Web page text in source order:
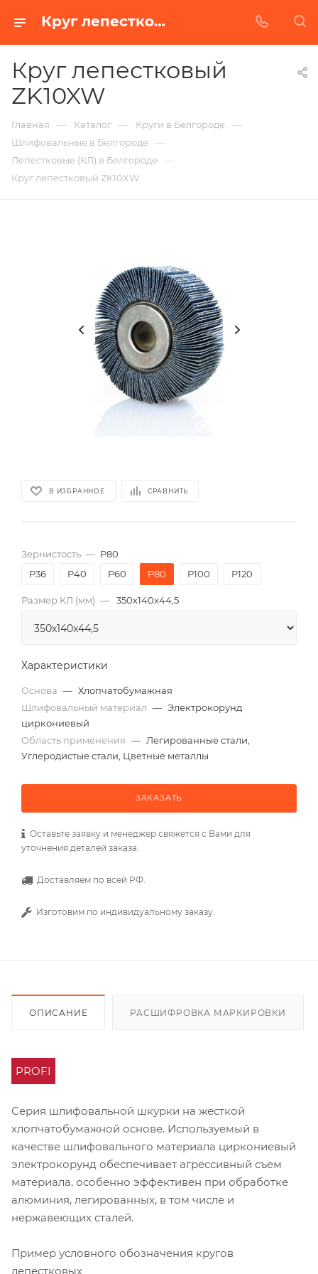
Круг лепестковый ZK10XW в Белгороде | Купить по недорогой цене от Абразивного Завода
Круг лепестковый
ZK10XW
Главная — Каталог — Круги в Белгороде —
Шлифовальные в Белгороде —
Лепестковые (КЛ) в Белгороде —
Круг лепестковый ZK10XW
В ИЗБРАННОЕ СРАВНИТЬ
Зернистость — P80
P36
P40 P60 P80 P100 P120
Размер КЛ (мм) — 350x140x44,5
Характеристики
Основа — Хлопчатобумажная
Шлифовальный материал — Электрокорунд
циркониевый
Область применения — Легированные стали,
Углеродистые стали, Цветные металлы
ЗАКАЗАТЬ
Оставьте заявку и менеджер свяжется с Вами для
уточнения деталей заказа.
Доставляем по всей РФ.
Изготовим по индивидуальному заказу.
ОПИСАНИЕ РАСШИФРОВКА МАРКИРОВКИ
PROFI
Серия шлифовальной шкурки на жесткой
хлопчатобумажной основе. Используемый в
качестве шлифовального материала циркониевый
электрокорунд обеспечивает агрессивный съем
материала, особенно эффективен при обработке
алюминия, легированных, в том числе и
нержавеющих сталей.
Пример условного обозначения кругов
лепестковых